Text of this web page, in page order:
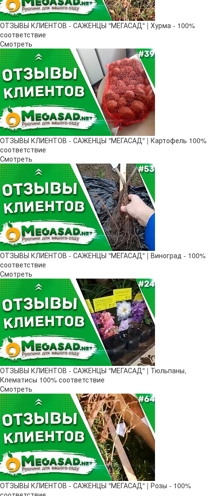
ОТЗЫВЫ КЛИЕНТОВ - САЖЕНЦЫ "МЕГАСАД" | Хурма - 100%
соответствие
Смотреть
ОТЗЫВЫ КЛИЕНТОВ - САЖЕНЦЫ "МЕГАСАД" | Картофель 100%
соответствие
Смотреть
ОТЗЫВЫ КЛИЕНТОВ - САЖЕНЦЫ "МЕГАСАД" | Виноград - 100%
соответствие
Смотреть
ОТЗЫВЫ КЛИЕНТОВ - САЖЕНЦЫ "МЕГАСАД" | Тюльпаны,
Клематисы 100% соответствие
Смотреть
ОТЗЫВЫ КЛИЕНТОВ - САЖЕНЦЫ "МЕГАСАД" | Розы - 100%